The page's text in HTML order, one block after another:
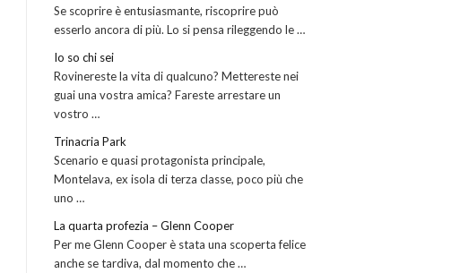
Se scoprire è entusiasmante, riscoprire può
esserlo ancora di più. Lo si pensa rileggendo le …
Io so chi sei
Rovinereste la vita di qualcuno? Mettereste nei
guai una vostra amica? Fareste arrestare un
vostro …
Trinacria Park
Scenario e quasi protagonista principale,
Montelava, ex isola di terza classe, poco più che
uno …
La quarta profezia – Glenn Cooper
Per me Glenn Cooper è stata una scoperta felice
anche se tardiva, dal momento che …